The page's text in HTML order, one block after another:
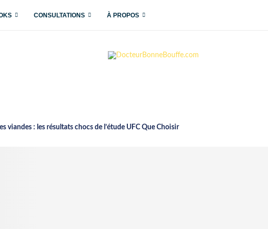
CONSULTATIONS À PROPOS
viandes : les résultats chocs de l’étude UFC Que Choisir